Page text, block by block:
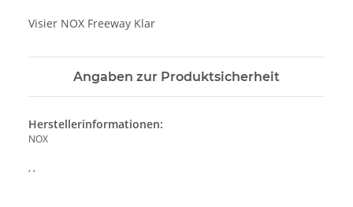
Visier NOX Freeway Klar
Angaben zur Produktsicherheit
Herstellerinformationen:
NOX
, ,